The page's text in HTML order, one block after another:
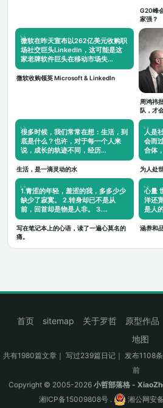
G20峰
家强？
微软在昨天宣布以262亿美元收购职
场社交巨头LinkedIn，这可能是这
家老牌软件巨头在移动市场失…
微软收购领英 Microsoft & LinkedIn
周鸿祎
队，才
很多时候，我们常常在想：生活，到
底是什么？也许，对于每一个人来
说，成长的轨迹不同，经历…
生活，是一滴灵动的水
人是
会而
合体
为人处
1.青涩的年轻，羞涩的我，多多少少
缺少了寂寞。 2.转身却已不是从
前，回首却是物是人非。 3.…
写在笔记本上的心语，读了一遍心莫名的
痛。
心量
洋还
是人
涵养和
首页 sitemap 关于罗哲 原型作品
地图
共有1980篇文章｜ 写过239篇日记｜ 发布1108
前
Copyright © 2005-2026 小哲部落格 -
湘ICP备15009808号 . 湘公网安